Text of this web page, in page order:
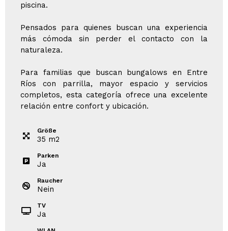
piscina.
Pensados para quienes buscan una experiencia
más cómoda sin perder el contacto con la
naturaleza.
Para familias que buscan bungalows en Entre
Ríos con parrilla, mayor espacio y servicios
completos, esta categoría ofrece una excelente
relación entre confort y ubicación.
Größe
35 m2
Parken
Ja
Raucher
Nein
TV
Ja